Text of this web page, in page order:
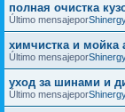
полная очистка
Último mensajepor
химчистка и мойка
Último mensajepor
уход за шинами и
Último mensajepor